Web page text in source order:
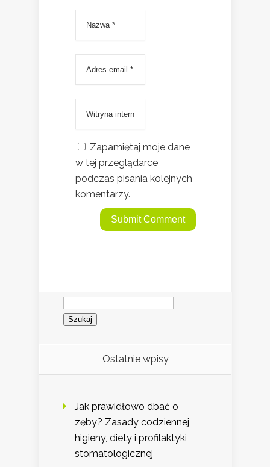
Zapamiętaj moje dane
w tej przeglądarce
podczas pisania kolejnych
komentarzy.
Szukaj:
Ostatnie wpisy
Jak prawidłowo dbać o
zęby? Zasady codziennej
higieny, diety i profilaktyki
stomatologicznej